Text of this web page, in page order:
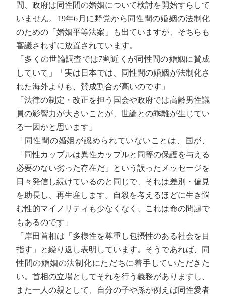
間、政府は同性間の婚姻について検討を開始すらして
いません。19年6月に野党から同性間の婚姻の法制化
のための「婚姻平等法案」も出ていますが、そちらも
審議されずに放置されています。
「多くの世論調査では7割近くが同性間の婚姻に賛成
していて」「実は日本では、同性間の婚姻が法制化さ
れた海外よりも、賛成割合が高いのです」
「法律の制定・改正を担う国会や政府では高齢男性議
員の影響力が大きいことが、世論との乖離が生じてい
る一因かと思います」
「同性間の婚姻が認められていないことは、国が、
「同性カップルは異性カップルと同等の保護を与える
必要のない劣った存在だ」という誤ったメッセージを
日々発信し続けているのと同じで、それは差別・偏見
を助長し、再生産します。自殺を考えるほどに生き悩
む性的マイノリティも少なくなく、これは命の問題で
もあるのです」
「岸田首相は「多様性を尊重し包摂性のある社会を目
指す」と繰り返し表明しています。そうであれば、同
性間の婚姻の法制化にただちに着手していただきた
い。首相の立場としてそれを行う義務がありますし、
また一人の親として、自分の子や孫が例えば同性愛者